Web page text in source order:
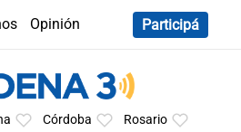
Opinión
Participá
Córdoba Rosario